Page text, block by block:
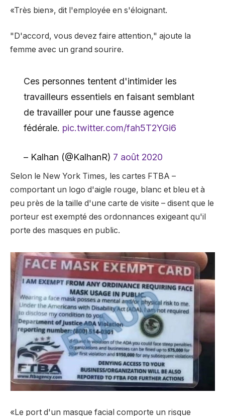
«Très bien», dit l'employée en s'éloignant.
"D'accord, vous devez faire attention," ajoute la
femme avec un grand sourire.
Ces personnes tentent d'intimider les
travailleurs essentiels en faisant semblant
de travailler pour une fausse agence
fédérale. pic.twitter.com/fah5T2YGi6
– Kalhan (@KalhanR) 7 août 2020
Selon le New York Times, les cartes FTBA –
comportant un logo d'aigle rouge, blanc et bleu et à
peu près de la taille d'une carte de visite – disent que le
porteur est exempté des ordonnances exigeant qu'il
porte des masques en public.
«Le port d'un masque facial comporte un risque